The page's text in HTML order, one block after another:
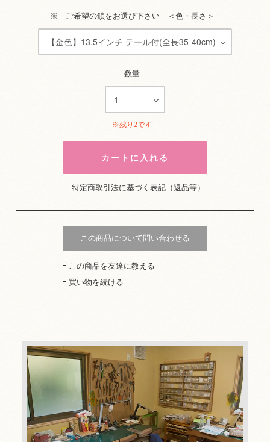
※ ご希望の鎖をお選び下さい ＜色・長さ＞
数量
※残り2です
特定商取引法に基づく表記（返品等）
この商品について問い合わせる
この商品を友達に教える
買い物を続ける